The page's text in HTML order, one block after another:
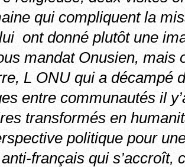
qui compliquent la
ont donné plutôt une
mandat Onusien, mais
L ONU qui a décampé
entre communautés il
transformés en
politique pour
français qui s’accroît,